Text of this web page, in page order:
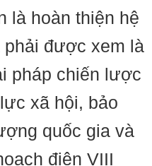
là hoàn thiện hệ
phải được xem là
pháp chiến lược
xã hội, bảo
quốc gia và
điện VIII